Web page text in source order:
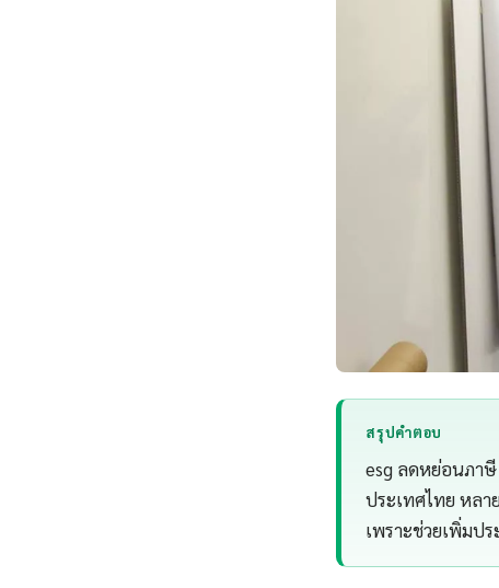
สรุปคำตอบ
esg ลดหย่อนภาษี
ประเทศไทย หล
เพราะช่วยเพิ่มป